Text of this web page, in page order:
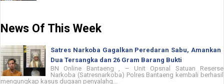
News Of This Week
Satres Narkoba Gagalkan Peredaran Sabu, Amankan
Dua Tersangka dan 26 Gram Barang Bukti
BN Online Bantaeng , – Unit Opsnal Satuan Reserse
Narkoba (Satresnarkoba) Polres Bantaeng kembali berhasil
mengungkap kasus dugaan penyalahg...